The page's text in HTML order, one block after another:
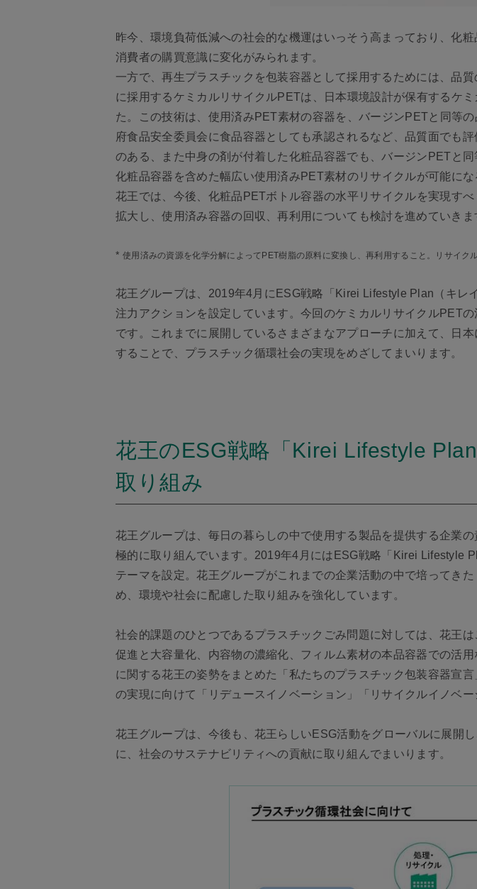
昨今、環境負荷低減への社会的な機運はいっそう高まっており、化
消費者の購買意識に変化がみられます。
一方で、再生プラスチックを包装容器として採用するためには、品
に採用するケミカルリサイクルPETは、日本環境設計が保有するケ
た。この技術は、使用済みPET素材の容器を、バージンPETと同等
府食品安全委員会に食品容器としても承認されるなど、品質面でも
のある、また中身の剤が付着した化粧品容器でも、バージンPETと
化粧品容器を含めた幅広い使用済みPET素材のリサイクルが可能に
花王では、今後、化粧品PETボトル容器の水平リサイクルを実現す
拡大し、使用済み容器の回収、再利用についても検討を進めていきま
* 使用済みの資源を化学分解によってPET樹脂の原料に変換し、再利用すること。リサイク
花王グループは、2019年4月にESG戦略「Kirei Lifestyle Plan（キレ
注力アクションを設定しています。今回のケミカルリサイクルPET
です。これまでに展開しているさまざまなアプローチに加えて、日
することで、プラスチック循環社会の実現をめざしてまいります。
花王のESG戦略「Kirei Lifestyle
取り組み
花王グループは、毎日の暮らしの中で使用する製品を提供する企業
極的に取り組んでいます。2019年4月にはESG戦略「Kirei Lifestyle
テーマを設定。花王グループがこれまでの企業活動の中で培ってき
め、環境や社会に配慮した取り組みを強化しています。
社会的課題のひとつであるプラスチックごみ問題に対しては、花王
促進と大容量化、内容物の濃縮化、フィルム素材の本品容器での活
に関する花王の姿勢をまとめた「私たちのプラスチック包装容器宣
の実現に向けて「リデュースイノベーション」「リサイクルイノベ
花王グループは、今後も、花王らしいESG活動をグローバルに展開
に、社会のサステナビリティへの貢献に取り組んでまいります。